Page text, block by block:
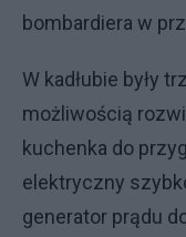
bombardiera w
W kadłubie były
możliwością
kuchenka do
elektryczny
generator prądu